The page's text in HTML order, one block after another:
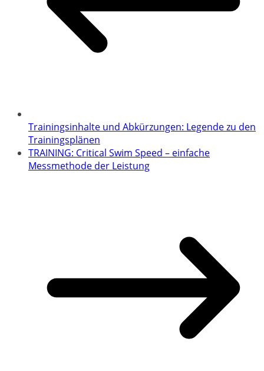
Trainingsinhalte und Abkürzungen: Legende zu den
Trainingsplänen
TRAINING: Critical Swim Speed – einfache
Messmethode der Leistung